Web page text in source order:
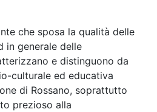
che sposa la qualità delle
in generale delle
e distinguono da
culturale ed educativa
di Rossano, soprattutto
prezioso alla